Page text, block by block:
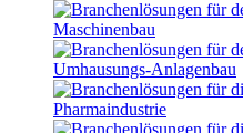
Maschinenbau
Umhausungs-Anlagenbau
Pharmaindustrie